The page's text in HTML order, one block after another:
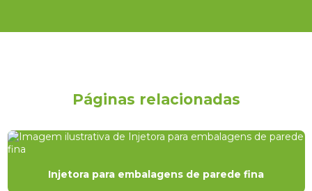
Páginas relacionadas
Injetora para embalagens de parede fina